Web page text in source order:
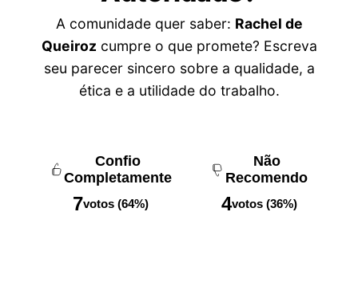
A comunidade quer saber: Rachel de
Queiroz cumpre o que promete? Escreva
seu parecer sincero sobre a qualidade, a
ética e a utilidade do trabalho.
Confio
Completamente
7votos (64%)
Não
Recomendo
4votos (36%)